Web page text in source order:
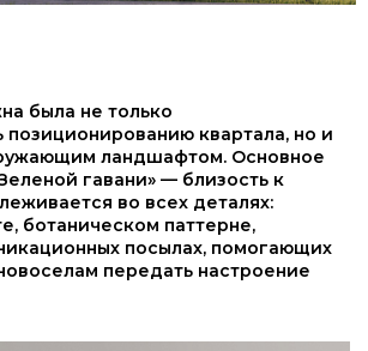
была не только
позиционированию квартала, но и
ландшафтом. Основное
гавани» — близость к
во всех деталях:
ботаническом паттерне,
посылах, помогающих
передать настроение